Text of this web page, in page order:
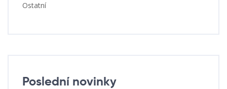
Ostatní
Poslední novinky